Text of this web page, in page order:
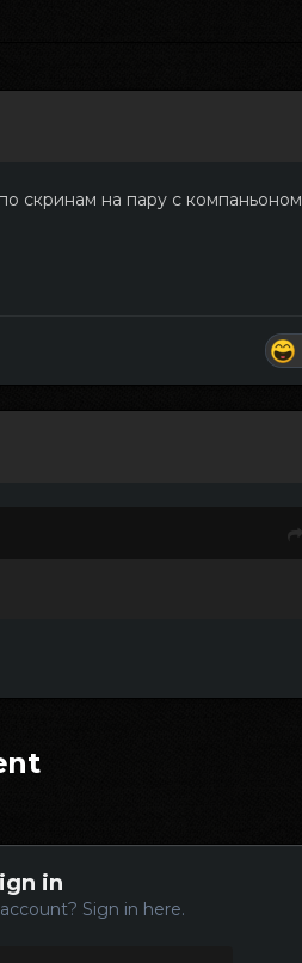
скринам на пару с компаньоном
in
Sign in here.